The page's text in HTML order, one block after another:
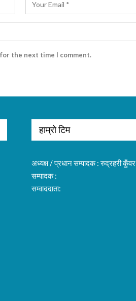
the next time I comment.
हाम्रो टिम
अध्यक्ष / प्रधान सम्पादक : रुद्रहरी कुँवर
सम्पादक :
सम्वाददाता: